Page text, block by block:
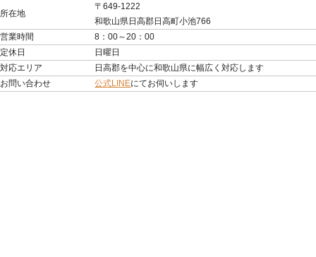
所在地
〒649-1222
和歌山県日高郡日高町小池766
営業時間
8：00～20：00
定休日
日曜日
対応エリア
日高郡を中心に和歌山県に幅広く対応します
お問い合わせ
公式LINEにてお伺いします